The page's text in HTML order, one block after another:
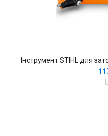
Інструмент STIHL для